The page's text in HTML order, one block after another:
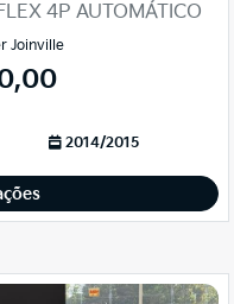
4P AUTOMÁTICO
Joinville
2014/2015